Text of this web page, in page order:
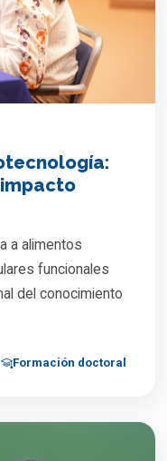
a alimentos
funcionales
del conocimiento
Formación doctoral